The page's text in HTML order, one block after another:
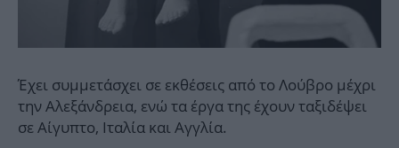
Έχει συμμετάσχει σε εκθέσεις από το Λούβρο μέχρι
την Αλεξάνδρεια, ενώ τα έργα της έχουν ταξιδέψει
σε Αίγυπτο, Ιταλία και Αγγλία.